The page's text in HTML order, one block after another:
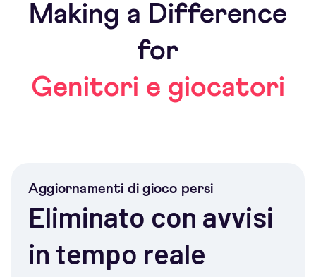
Making a Difference
for
Genitori e giocatori
Aggiornamenti di gioco persi
Eliminato con avvisi
in tempo reale